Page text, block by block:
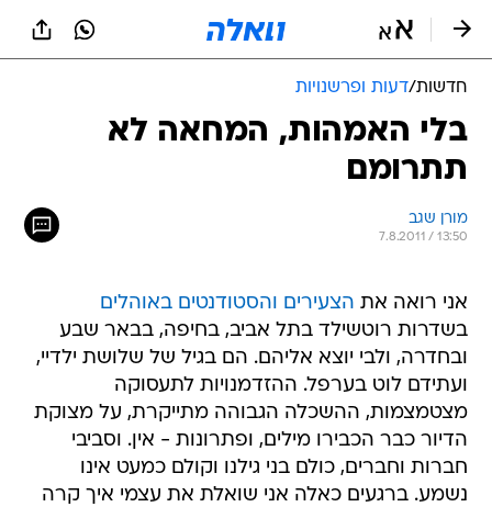
חדשות/דעות ופרשנויות
בלי האמהות, המחאה לא
תתרומם
מורן שגב
7.8.2011 / 13:50
אני רואה את הצעירים והסטודנטים באוהלים
בשדרות רוטשילד בתל אביב, בחיפה, בבאר שבע
ובחדרה, ולבי יוצא אליהם. הם בגיל של שלושת ילדיי,
ועתידם לוט בערפל. ההזדמנויות לתעסוקה
מצטמצמות, ההשכלה הגבוהה מתייקרת, על מצוקת
הדיור כבר הכבירו מילים, ופתרונות - אין. וסביבי
חברות וחברים, כולם בני גילנו וקולם כמעט אינו
נשמע. ברגעים כאלה אני שואלת את עצמי איך קרה